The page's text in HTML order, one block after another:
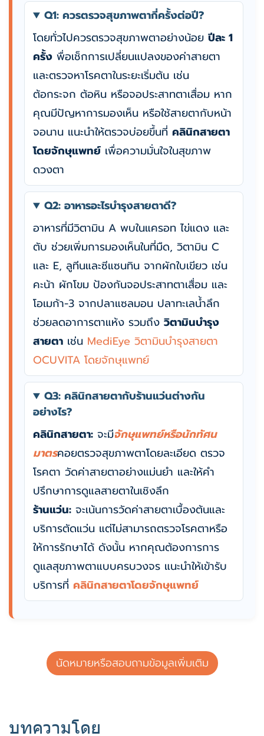
Q1: ควรตรวจสุขภาพตากี่ครั้งต่อปี?
โดยทั่วไปควรตรวจสุขภาพตาอย่างน้อย ปีละ 1
ครั้ง พื่อเช็กการเปลี่ยนแปลงของค่าสายตา
และตรวจหาโรคตาในระยะเริ่มต้น เช่น
ต้อกระจก ต้อหิน หรือจอประสาทตาเสื่อม หาก
คุณมีปัญหาการมองเห็น หรือใช้สายตากับหน้า
จอนาน แนะนำให้ตรวจบ่อยขึ้นที่ คลินิกสายตา
โดยจักษุแพทย์ เพื่อความมั่นใจในสุขภาพ
ดวงตา
Q2: อาหารอะไรบำรุงสายตาดี?
อาหารที่มีวิตามิน A พบในแครอท ไข่แดง และ
ตับ ช่วยเพิ่มการมองเห็นในที่มืด, วิตามิน C
และ E, ลูทีนและซีแซนทิน จากผักใบเขียว เช่น
คะน้า ผักโขม ป้องกันจอประสาทตาเสื่อม และ
โอเมก้า-3 จากปลาแซลมอน ปลาทะเลน้ำลึก
ช่วยลดอาการตาแห้ง รวมถึง วิตามินบำรุง
สายตา เช่น MediEye วิตามินบํารุงสายตา
OCUVITA โดยจักษุแพทย์
Q3: คลินิกสายตากับร้านแว่นต่างกัน
อย่างไร?
คลินิกสายตา: จะมีจักษุแพทย์หรือนักทัศน
มาตรคอยตรวจสุขภาพตาโดยละเอียด ตรวจ
โรคตา วัดค่าสายตาอย่างแม่นยำ และให้คำ
ปรึกษาการดูแลสายตาในเชิงลึก
ร้านแว่น: จะเน้นการวัดค่าสายตาเบื้องต้นและ
บริการตัดแว่น แต่ไม่สามารถตรวจโรคตาหรือ
ให้การรักษาได้ ดังนั้น หากคุณต้องการการ
ดูแลสุขภาพตาแบบครบวงจร แนะนำให้เข้ารับ
บริการที่ คลินิกสายตาโดยจักษุแพทย์
นัดหมายหรือสอบถามข้อมูลเพิ่มเติม
บทความโดย